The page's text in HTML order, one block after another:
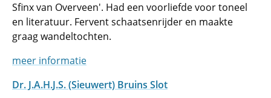
Sfinx van Overveen'. Had een voorliefde voor toneel
en literatuur. Fervent schaatsenrijder en maakte
graag wandeltochten.
meer informatie
Dr. J.A.H.J.S. (Sieuwert) Bruins Slot